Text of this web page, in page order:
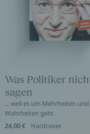
Was Politiker
sagen
... weil es um Mehrheiten
Wahrheiten geht
24,00 €
Hardcover